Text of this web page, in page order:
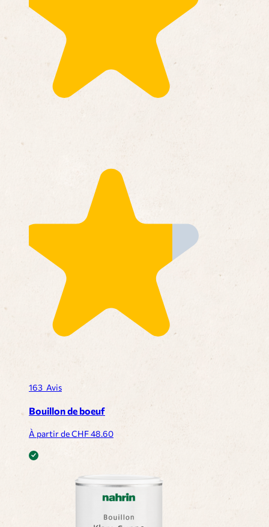
163 Avis
Bouillon de boeuf
À partir de CHF48.60